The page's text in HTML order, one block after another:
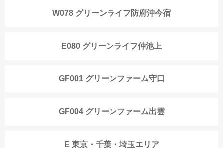
W078 グリーンライフ防府沖今宿
E080 グリーンライフ仲池上
GF001 グリーンファーム守口
GF004 グリーンファーム出雲
E 東京・千葉・埼玉エリア